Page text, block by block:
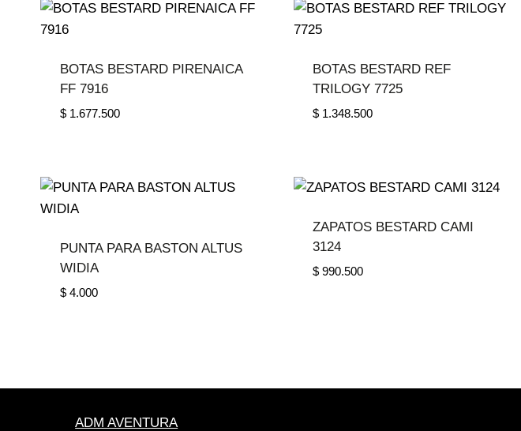
BOTAS BESTARD PIRENAICA
FF 7916
$1.677.500
BOTAS BESTARD REF
TRILOGY 7725
$ 1.348.500
PUNTA PARA BASTON ALTUS
WIDIA
$4.000
ZAPATOS BESTARD CAMI
3124
$ 990.500
ADM AVENTURA